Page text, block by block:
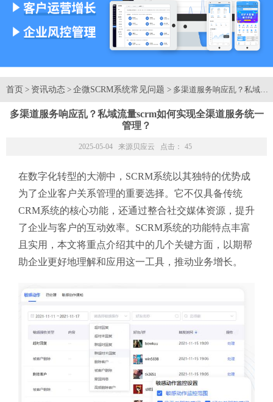
首页 > 资讯动态 > 企微SCRM系统常见问题 > 多渠道服务响应乱？私域
多渠道服务响应乱？私域流量scrm如何实现全渠道服务统一
管理？
2025-05-04 来源 贝应云 点击： 45
在数字化转型的大潮中，SCRM系统以其独特的优势成
为了企业客户关系管理的重要选择。它不仅具备传统
CRM系统的核心功能，还通过整合社交媒体资源，提升
了企业与客户的互动效率。SCRM系统的功能特点丰富
且实用，本文将重点介绍其中的几个关键方面，以期帮
助企业更好地理解和应用这一工具，推动业务增长。